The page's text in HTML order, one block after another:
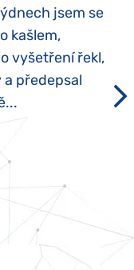
jsem se
kašlem,
vyšetření řekl,
předepsal